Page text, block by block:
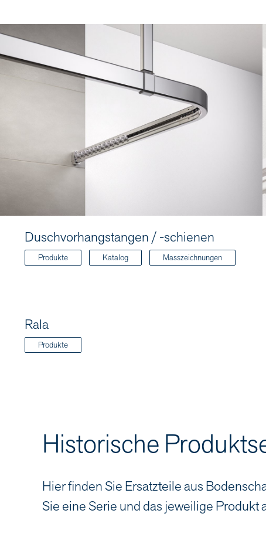
Duschvorhangstangen / -schienen
Produkte Katalog Masszeichnungen
Rala
Produkte
Historische
Hier finden Sie Ersatzteile aus
Sie eine Serie und das jeweilige Produkt